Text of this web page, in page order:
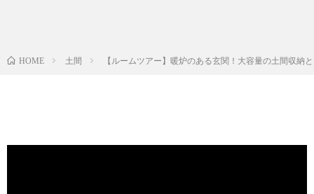
HOME 土間 【ルームツアー】暖炉のある玄関！大容量の土間収